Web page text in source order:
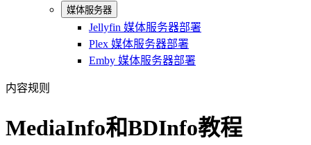
媒体服务器
Jellyfin 媒体服务器部署
Plex 媒体服务器部署
Emby 媒体服务器部署
内容规则
MediaInfo和BDInfo教程